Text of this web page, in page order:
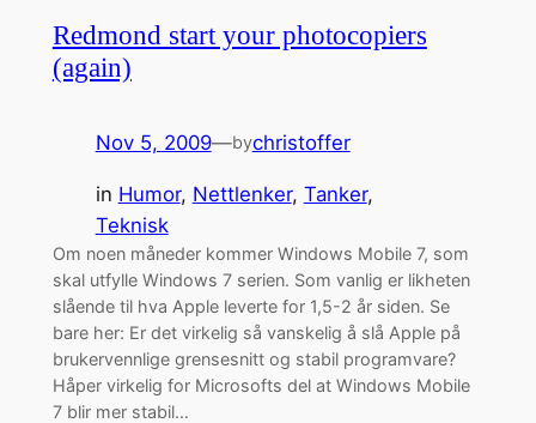
Redmond start your photocopiers
(again)
Nov 5, 2009—bychristoffer
in Humor, Nettlenker, Tanker
Teknisk
Om noen måneder kommer Windows Mobile 7, som
skal utfylle Windows 7 serien. Som vanlig er likheten
slående til hva Apple leverte for 1,5-2 år siden. Se
bare her: Er det virkelig så vanskelig å slå Apple på
brukervennlige grensesnitt og stabil programvare?
Håper virkelig for Microsofts del at Windows Mobile
7 blir mer stabil…